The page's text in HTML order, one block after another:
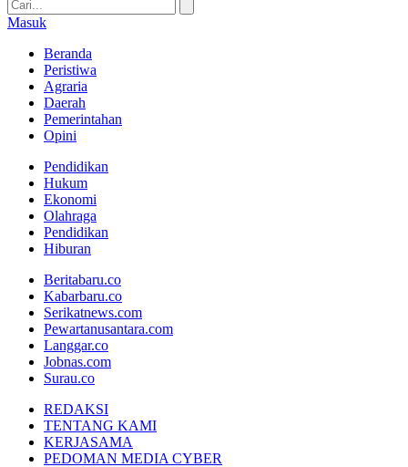
Masuk
Beranda
Peristiwa
Agraria
Daerah
Pemerintahan
Opini
Pendidikan
Hukum
Ekonomi
Olahraga
Pendidikan
Hiburan
Beritabaru.co
Kabarbaru.co
Serikatnews.com
Pewartanusantara.com
Langgar.co
Jobnas.com
Surau.co
REDAKSI
TENTANG KAMI
KERJASAMA
PEDOMAN MEDIA CYBER